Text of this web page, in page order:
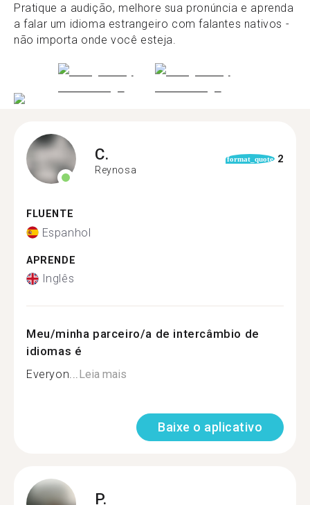
Pratique a audição, melhore sua pronúncia e aprenda
a falar um idioma estrangeiro com falantes nativos -
não importa onde você esteja.
C.
Reynosa
format_quote 2
FLUENTE
Espanhol
APRENDE
Inglês
Meu/minha parceiro/a de intercâmbio de
idiomas é
Everyon...Leia mais
Baixe o aplicativo
P.